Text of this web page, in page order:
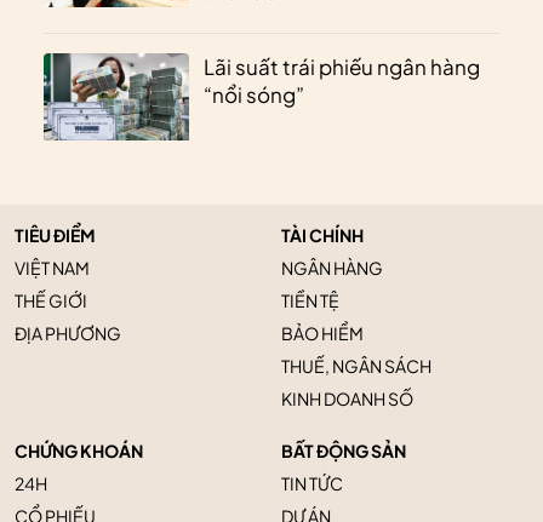
Lãi suất trái phiếu ngân hàng
“nổi sóng”
TIÊU ĐIỂM
VIỆT NAM
THẾ GIỚI
ĐỊA PHƯƠNG
TÀI CHÍNH
NGÂN HÀNG
TIỀN TỆ
BẢO HIỂM
THUẾ, NGÂN SÁCH
KINH DOANH SỐ
CHỨNG KHOÁN
24H
CỔ PHIẾU
BẤT ĐỘNG SẢN
TIN TỨC
DỰ ÁN